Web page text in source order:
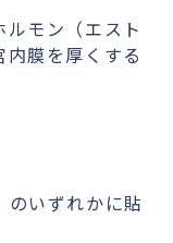
モン（エスト
膜を厚くする
のいずれかに貼